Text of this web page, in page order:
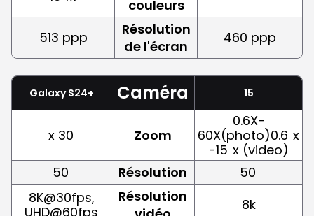
couleurs
513 ppp
Résolution
de l'écran
460 ppp
Galaxy S24+ Caméra 15
x 30 Zoom
0.6X-
60X(photo)0.6 x
-15 x (video)
50
Résolution
50
8K@30fps,
UHD@60fps
Résolution
8k